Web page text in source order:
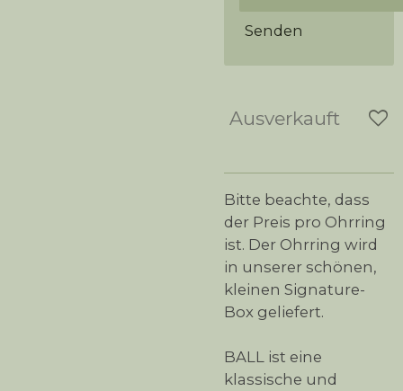
Senden
Ausverkauft
Bitte beachte, dass
der Preis pro Ohrring
ist. Der Ohrring wird
in unserer schönen,
kleinen Signature-
Box geliefert.
BALL ist eine
klassische und